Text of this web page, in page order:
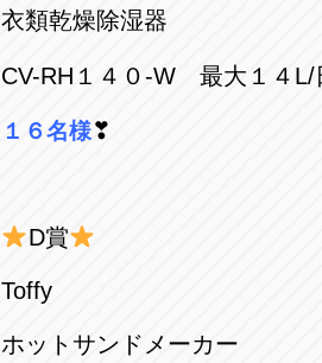
衣類乾燥除湿器
CV-RH１４０-W 最大１４L/
１６名様❣
D賞
Toffy
ホットサンドメーカー